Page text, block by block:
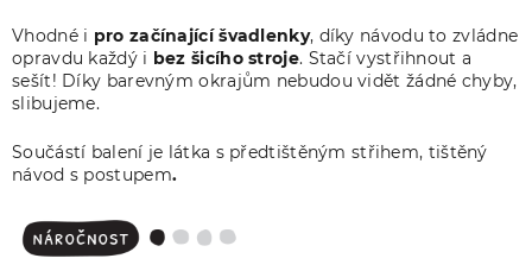
Vhodné i pro začínající švadlenky, díky návodu to zvládne
opravdu každý i bez šicího stroje. Stačí vystřihnout a
sešít! Díky barevným okrajům nebudou vidět žádné chyby,
slibujeme.
Součástí balení je látka s předtištěným střihem, tištěný
návod s postupem.